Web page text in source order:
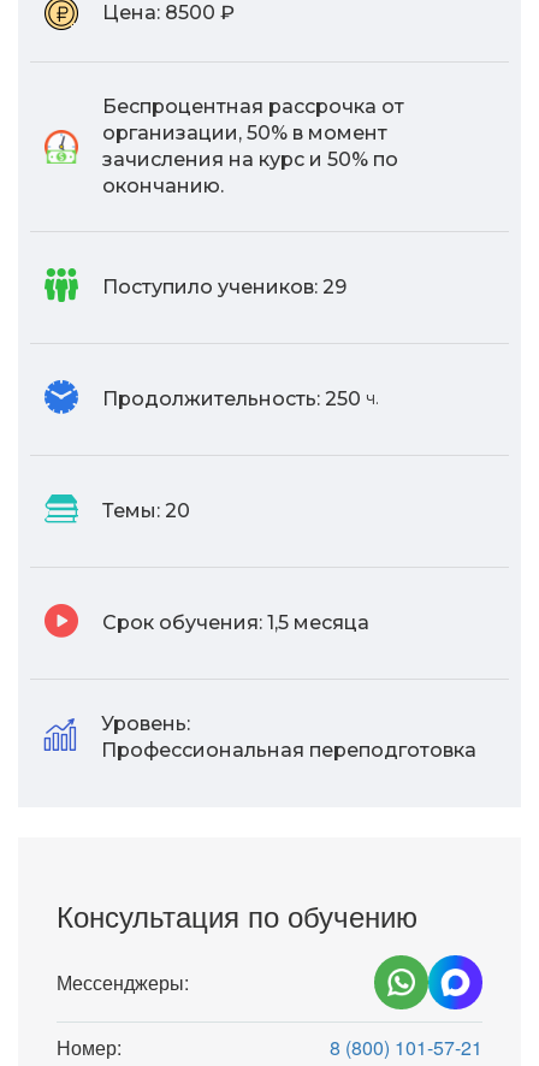
Цена: 8500 ₽
Беспроцентная рассрочка от
организации, 50% в момент
зачисления на курс и 50% по
окончанию.
Поступило учеников: 29
Продолжительность: 250 ч.
Темы: 20
Срок обучения: 1,5 месяца
Уровень:
Профессиональная переподготовка
Консультация по обучению
Мессенджеры:
Номер:
8 (800) 101-57-21